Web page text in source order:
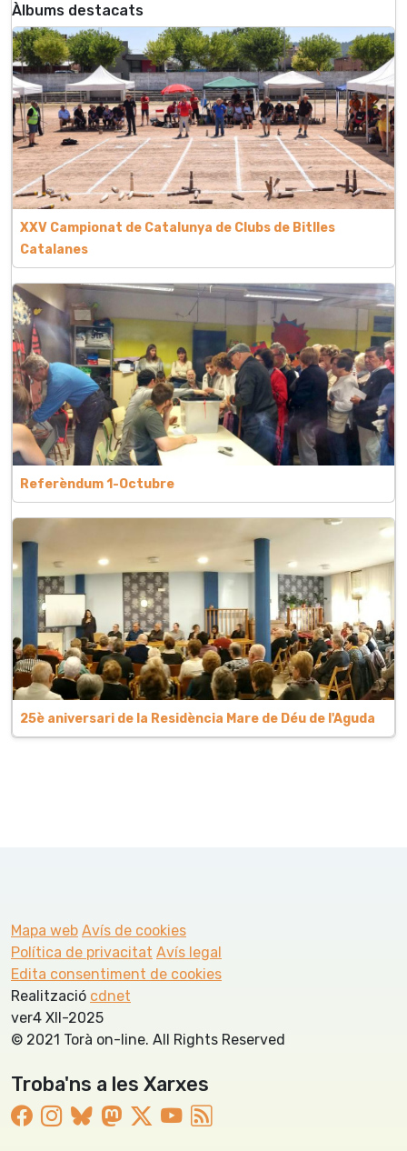
Àlbums destacats
XXV Campionat de Catalunya de Clubs de Bitlles
Catalanes
Referèndum 1-Octubre
25è aniversari de la Residència Mare de Déu de l'Aguda
Mapa web Avís de cookies
Política de privacitat Avís legal
Edita consentiment de cookies
Realització cdnet
ver4 XII-2025
© 2021 Torà on-line. All Rights Reserved
Troba'ns a les Xarxes